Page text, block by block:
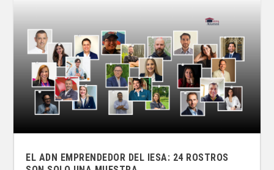
EL ADN EMPRENDEDOR DEL IESA: 24 ROSTROS